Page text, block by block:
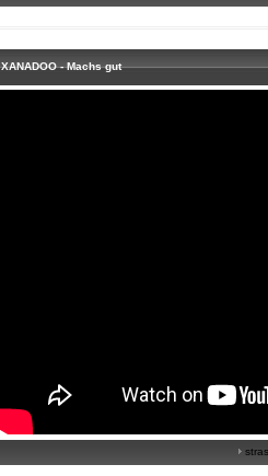
XANADOO - Machs gut